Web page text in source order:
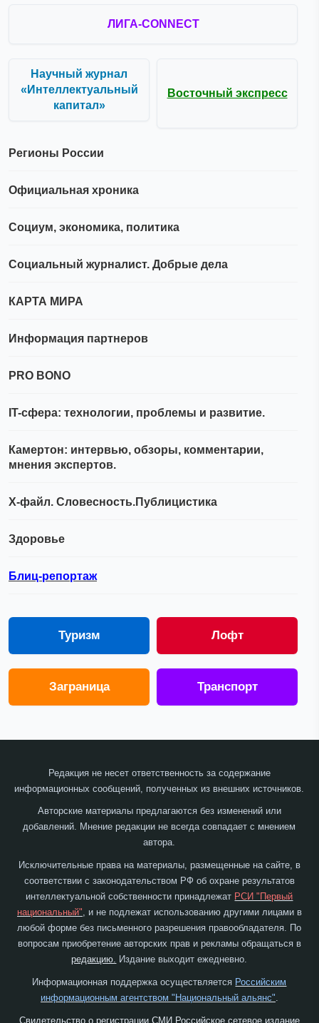
ЛИГА-CONNECT
Научный журнал
«Интеллектуальный
капитал»
Восточный экспресс
Регионы России
Официальная хроника
Социум, экономика, политика
Социальный журналист. Добрые дела
КАРТА МИРА
Информация партнеров
PRO BONO
IT-сфера: технологии, проблемы и развитие.
Камертон: интервью, обзоры, комментарии,
мнения экспертов.
Х-файл. Словесность.Публицистика
Здоровье
Блиц-репортаж
Туризм Лофт
Заграница Транспорт
Редакция не несет ответственность за содержание
информационных сообщений, полученных из внешних источников.
Авторские материалы предлагаются без изменений или
добавлений. Мнение редакции не всегда совпадает с мнением
автора.
Исключительные права на материалы, размещенные на сайте, в
соответствии с законодательством РФ об охране результатов
интеллектуальной собственности принадлежат РСИ "Первый
национальный", и не подлежат использованию другими лицами в
любой форме без письменного разрешения правообладателя. По
вопросам приобретение авторских прав и рекламы обращаться в
редакцию. Издание выходит ежедневно.
Информационная поддержка осуществляется Российским
информационным агентством "Национальный альянс"
Свидетельство о регистрации СМИ Российское сетевое издание